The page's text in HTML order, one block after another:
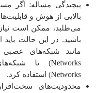
پیچیدگی مساله: اگر
بالایی از هوش و
می‌طلبد، ممکن است
باشید. در این حالت
Networks) استفاده کرد.
محدودیت‌های